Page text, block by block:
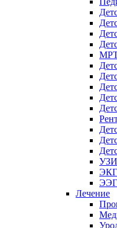
МРТ
УЗИ
ЭКГ
ЭЭГ
Лечение